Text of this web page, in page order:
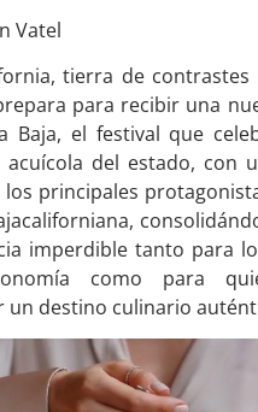
Vatel
tierra de
para recibir una
Baja, el festival que
acuícola del estado, con
principales
imperdible tanto para
como para
un destino culinario